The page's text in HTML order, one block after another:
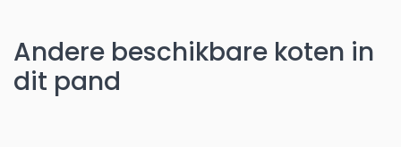
Andere beschikbare koten in
dit pand